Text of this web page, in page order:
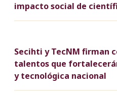
impacto social de
Secihti y TecNM firman
talentos que
y tecnológica nacional